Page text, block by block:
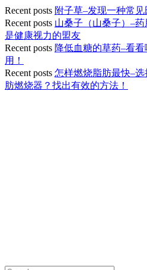
Recent posts 附子草–发现一种常
Recent posts 山桑子（山桑子）–
是健康视力的盟友
Recent posts 降低血糖的草药–看
用！
Recent posts 怎样燃烧脂肪最快–
肪燃烧器？找出有效的方法！